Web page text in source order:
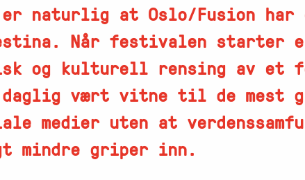
er naturlig at Oslo/Fusion
Når festivalen starter
og kulturell rensing av et
vært vitne til de mest
medier uten at
mindre griper inn.